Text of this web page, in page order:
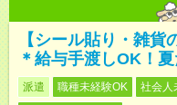
【シール貼り・雑貨
＊給与手渡しOK！
派遣 職種未経験OK 社会人